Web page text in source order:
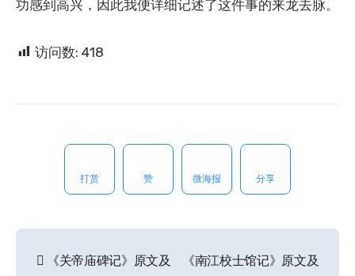
功感到高兴，因此我便详细记述了这件事的来龙去脉。
访问数: 418
打赏 赞 微海报 分享
文 《关帝庙碑记》原文及
《南江校士馆记》原文及